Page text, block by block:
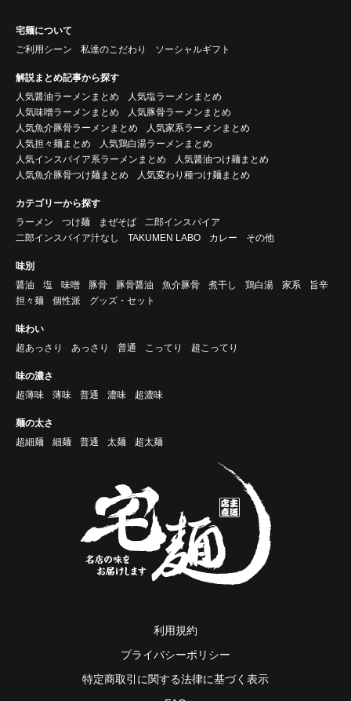
宅麺について
ご利用シーン
私達のこだわり ソーシャルギフト
解説まとめ記事から探す
人気醤油ラーメンまとめ
人気塩ラーメンまとめ
人気味噌ラーメンまとめ
人気豚骨ラーメンまとめ
人気魚介豚骨ラーメンまとめ
人気家系ラーメンまとめ
人気担々麺まとめ
人気鶏白湯ラーメンまとめ
人気インスパイア系ラーメンまとめ
人気醤油つけ麺まとめ
人気魚介豚骨つけ麺まとめ
人気変わり種つけ麺まとめ
カテゴリーから探す
ラーメン
つけ麺 まぜそば
二郎インスパイア
二郎インスパイア汁なし
TAKUMEN LABO カレー その他
味別
醤油
塩 味噌 豚骨 豚骨醤油 魚介豚骨 煮干し 鶏白湯 家系
旨辛
担々麺
個性派 グッズ・セット
味わい
超あっさり
あっさり 普通 こってり 超こってり
味の濃さ
超薄味
薄味 普通 濃味 超濃味
麺の太さ
超細麺
細麺 普通 太麺 超太麺
利用規約
プライバシーポリシー
特定商取引に関する法律に基づく表示